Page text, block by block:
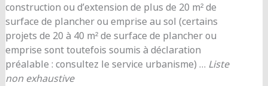
construction ou d’extension de plus de 20 m² de
surface de plancher ou emprise au sol (certains
projets de 20 à 40 m² de surface de plancher ou
emprise sont toutefois soumis à déclaration
préalable : consultez le service urbanisme) … Liste
non exhaustive